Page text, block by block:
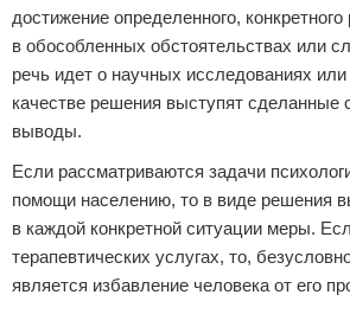
достижение определенного, конкретного
в обособленных обстоятельствах или
речь идет о научных исследованиях
качестве решения выступят сделанные
выводы.
Если рассматриваются задачи
помощи населению, то в виде решения
в каждой конкретной ситуации меры.
терапевтических услугах, то,
является избавление человека от его